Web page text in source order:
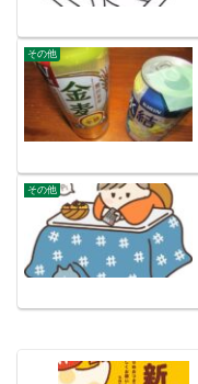
その他
その他